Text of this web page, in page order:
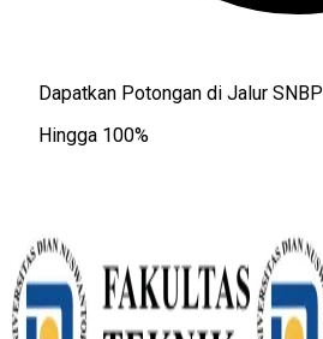
Dapatkan Potongan di Jalur SNBP
Hingga 100%